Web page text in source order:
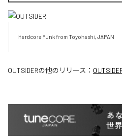
Hardcore Punk from Toyohashi, JAPAN
OUTSIDERの他のリリース：